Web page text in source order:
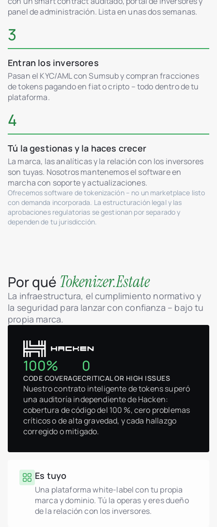
panel de administración. Lista en unas dos semanas.
3
Entran los inversores
Pasan el KYC/AML con Sumsub y compran fracciones
de tokens pagando en fiat o cripto – todo dentro de tu
plataforma.
4
Tú la gestionas y la haces crecer
La marca, las analíticas y la relación con los inversores
son tuyas. Nosotros mantenemos el software en
marcha con soporte y actualizaciones.
Ofrecemos software de tokenización – no un marketplace listo
con demanda incorporada. La estructuración legal y las
aprobaciones regulatorias se gestionan por separado y
dependen de tu jurisdicción.
Por qué Tokenizer.Estate
La infraestructura, el cumplimiento normativo y
la seguridad para lanzar con confianza – bajo tu
propia marca.
100%
CODE COVERAGE
0
CRITICAL OR HIGH ISSUES
Nuestro contrato inteligente de tokens superó
una auditoría independiente de Hacken:
cobertura de código del 100 %, cero problemas
críticos o de alta gravedad, y cada hallazgo
corregido o mitigado.
Es tuyo
Una plataforma white-label con tu propia
marca y dominio. Tú la operas y eres dueño
de la relación con los inversores.